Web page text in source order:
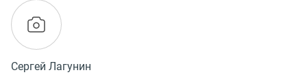
Сергей Лагунин